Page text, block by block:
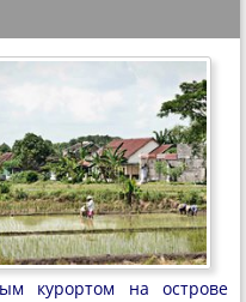
курортом на острове